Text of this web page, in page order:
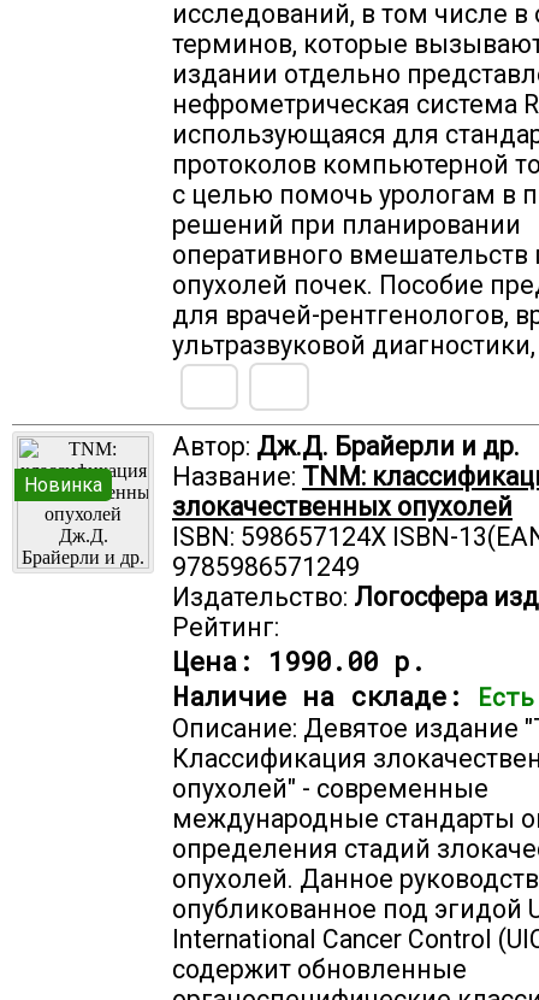
исследований, в том числе
терминов, которые
издании отдельно
нефрометрическая система
использующаяся для
протоколов компьютерной
с целью помочь урологам в
решений при планировании
оперативного вмешательств
опухолей почек. Пособие
для врачей-рентгенологов,
ультразвуковой
Новинка
Автор: Дж.Д. Брайерли и др.
Название: TNM:
злокачественных опухолей
ISBN: 598657124X ISBN-
9785986571249
Издательство: Логосфера
Рейтинг:
Цена: 1990.00 р.
Наличие на складе:
Описание: Девятое издание
Классификация
опухолей" - современные
международные стандарты
определения стадий
опухолей. Данное
опубликованное под эгидой
International Cancer Control
содержит обновленные